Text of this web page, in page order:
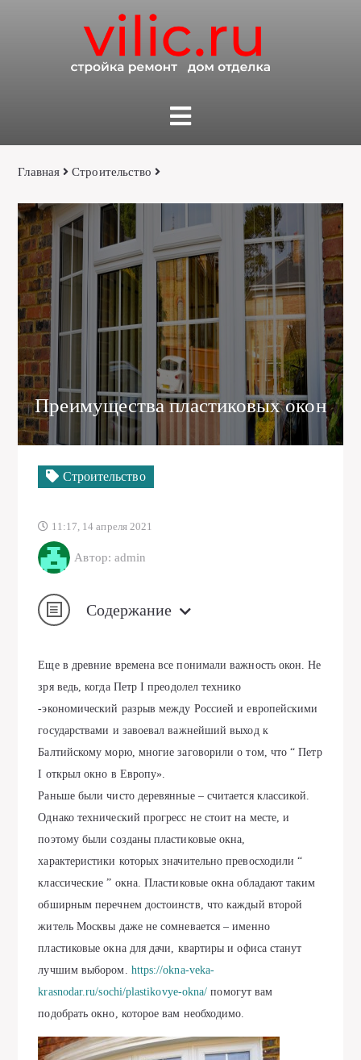
Главная Строительство
Преимущества пластиковых окон
Строительство
11:17, 14 апреля 2021
Автор: admin
Содержание
Еще в древние времена все понимали важность окон. Не
зря ведь, когда Петр I преодолел технико
-экономический разрыв между Россией и европейскими
государствами и завоевал важнейший выход к
Балтийскому морю, многие заговорили о том, что “ Петр
I открыл окно в Европу».
Раньше были чисто деревянные – считается классикой.
Однако технический прогресс не стоит на месте, и
поэтому были созданы пластиковые окна,
характеристики которых значительно превосходили “
классические ” окна. Пластиковые окна обладают таким
обширным перечнем достоинств, что каждый второй
житель Москвы даже не сомневается – именно
пластиковые окна для дачи, квартиры и офиса станут
лучшим выбором. https://okna-veka-
krasnodar.ru/sochi/plastikovye-okna/ помогут вам
подобрать окно, которое вам необходимо.